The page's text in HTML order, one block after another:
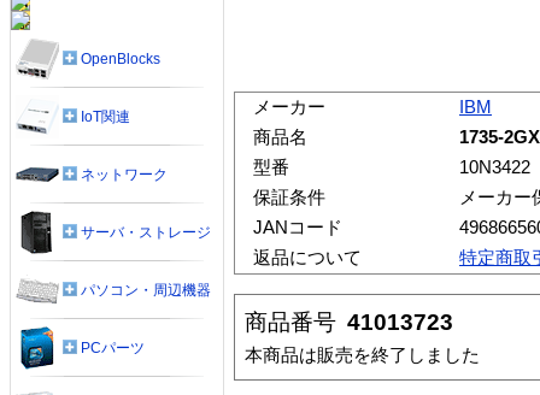
メーカー
IBM
商品名
1735-
型番
10N3422
保証条件
メーカー
JANコード
返品について
特定商取
商品番号 41013723
本商品は販売を終了しました
OpenBlocks
IoT関連
ネットワーク
サーバ・ストレージ
パソコン・周辺機器
PCパーツ